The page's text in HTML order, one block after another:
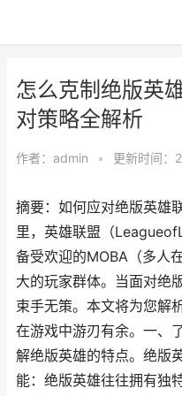
怎么克制绝版英
对策略全解析
作者： admin • 更新时间
摘要：如何应对绝版英雄
里，英雄联盟（
备受欢迎的MOBA（多人
大的玩家群体。当面对绝
束手无策。本文将为您解
在游戏中游刃有余。一、
解绝版英雄的特点。绝版
能：绝版英雄往往拥有独